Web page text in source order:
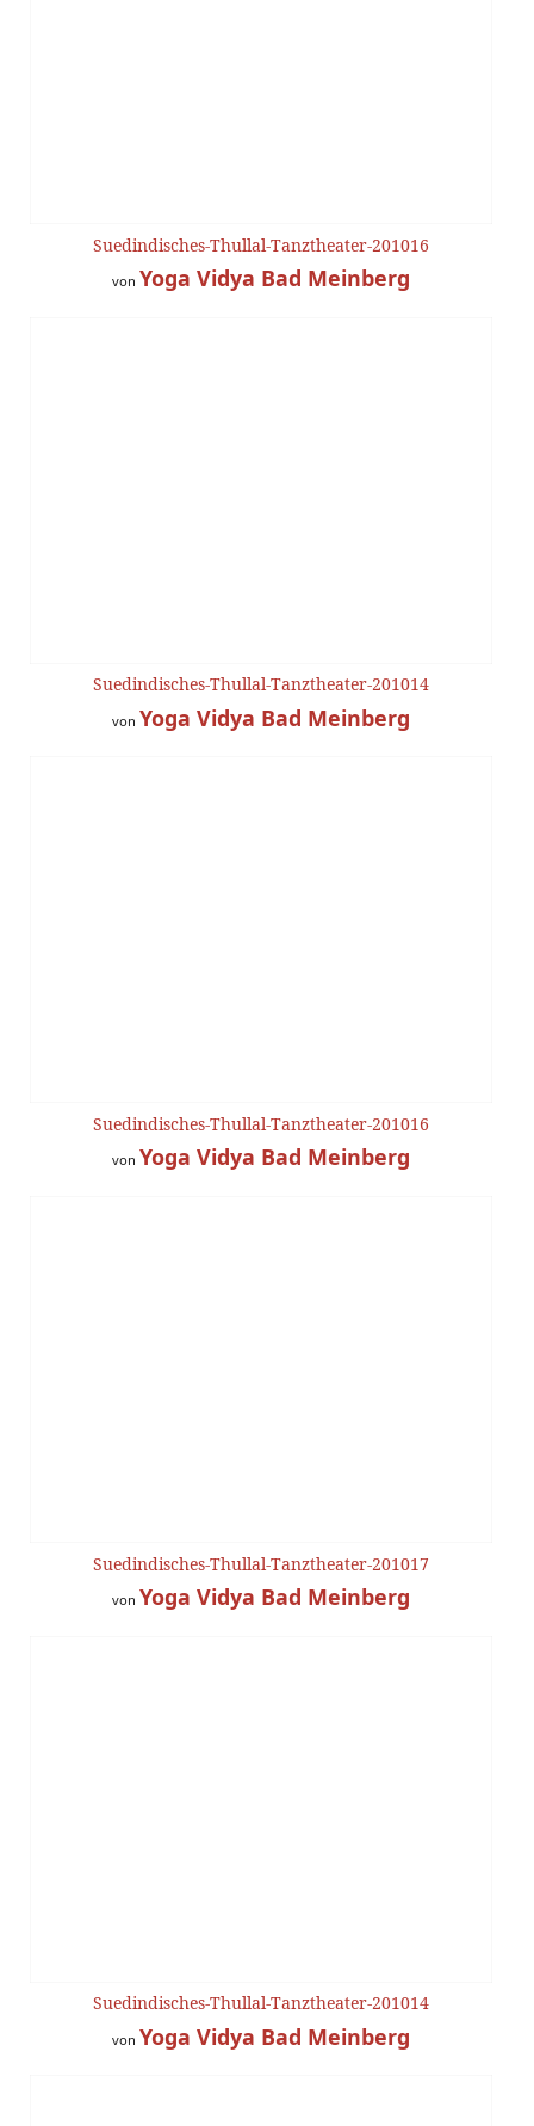
Suedindisches-Thullal-Tanztheater-201016
von Yoga Vidya Bad Meinberg
Suedindisches-Thullal-Tanztheater-201014
von Yoga Vidya Bad Meinberg
Suedindisches-Thullal-Tanztheater-201016
von Yoga Vidya Bad Meinberg
Suedindisches-Thullal-Tanztheater-201017
von Yoga Vidya Bad Meinberg
Suedindisches-Thullal-Tanztheater-201014
von Yoga Vidya Bad Meinberg